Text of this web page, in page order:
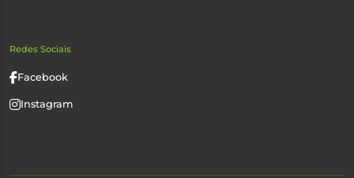
Redes Sociais
Facebook
Instagram